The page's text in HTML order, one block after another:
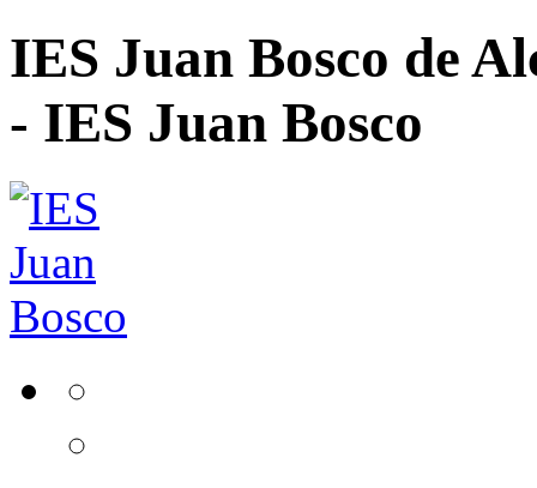
IES Juan Bosco de
- IES Juan Bosco